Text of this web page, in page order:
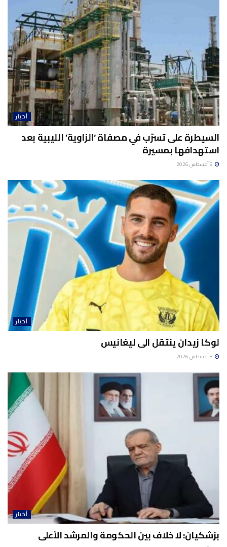
أخبار
السيطرة على تسرّب في مصفاة ‘الزاوية’ الليبية بعد
استهدافها بمسيرة
أخبار
لوكا زيدان ينتقل الى ليغانيس
أخبار
بزشكيان: لا خلاف بين الحكومة والمرشد الأعلى